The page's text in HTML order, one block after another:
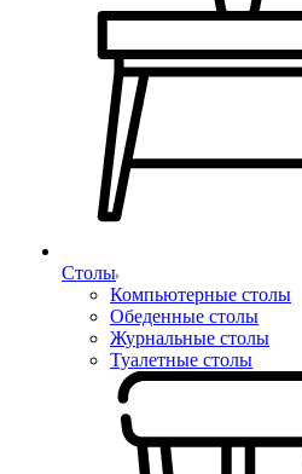
Столы
Компьютерные столы
Обеденные столы
Журнальные столы
Туалетные столы